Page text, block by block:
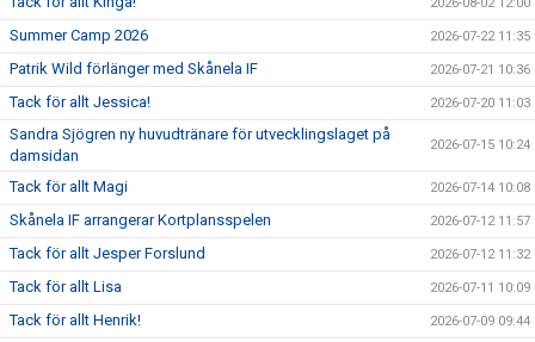
Summer Camp 2026 2026-07-22 11:35
Patrik Wild förlänger med Skånela IF 2026-07-21 10:36
Tack för allt Jessica! 2026-07-20 11:03
Sandra Sjögren ny huvudtränare för utvecklingslaget på
damsidan
2026-07-15 10:24
Tack för allt Magi 2026-07-14 10:08
Skånela IF arrangerar Kortplansspelen 2026-07-12 11:57
Tack för allt Jesper Forslund 2026-07-12 11:32
Tack för allt Lisa 2026-07-11 10:09
Tack för allt Henrik! 2026-07-09 09:44